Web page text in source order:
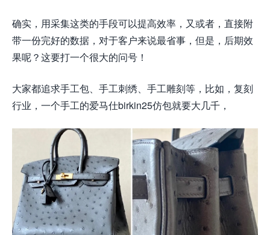
确实，用采集这类的手段可以提高效率，又或者，直接附
带一份完好的数据，对于客户来说最省事，但是，后期效
果呢？这要打一个很大的问号！
大家都追求手工包、手工刺绣、手工雕刻等，比如，复刻
行业，一个手工的爱马仕birkin25仿包就要大几千，